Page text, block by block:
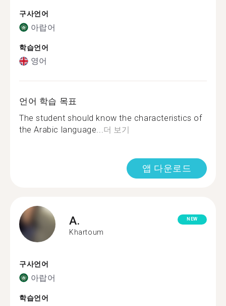
구사언어
아랍어
학습언어
영어
언어 학습 목표
The student should know the characteristics of
the Arabic language...더 보기
앱 다운로드
A.
Khartoum
NEW
구사언어
아랍어
학습언어